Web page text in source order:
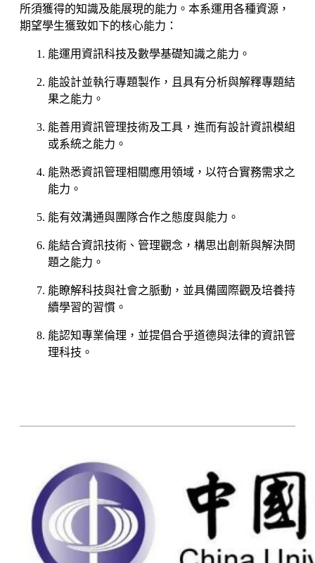
所須獲得的知識及能展現的能力。本系運用各種資源，
期望學生獲致如下的核心能力：
能運用資訊科技及數學基礎知識之能力。
能設計並執行專題製作，且具有分析與解釋專題結
果之能力。
能善用資訊管理技術及工具，進而有設計資訊模組
或系統之能力。
能熟悉資訊管理相關應用領域，以符合實務需求之
能力。
能有效溝通與團隊合作之態度與能力。
能結合資訊技術、管理觀念，構思出創新與解決問
題之能力。
能瞭解科技與社會之脈動，並具備國際觀及培養持
續學習的習慣。
能認知專業倫理，並提倡合乎道德與法律的資訊管
理科技。